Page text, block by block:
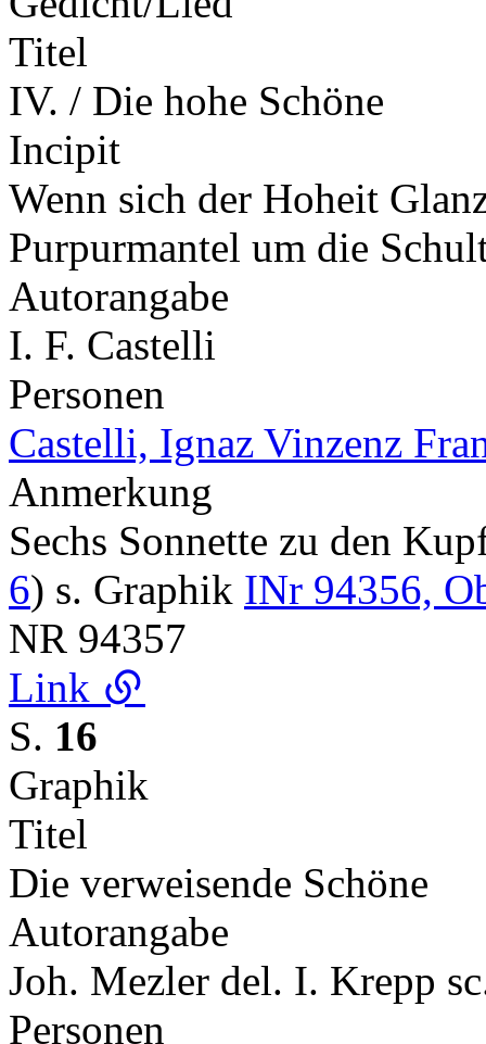
Titel
IV. / Die hohe Schöne
Incipit
Wenn sich der Hoheit
Purpurmantel um die
Autorangabe
I. F. Castelli
Personen
Castelli, Ignaz Vinzenz
Anmerkung
Sechs Sonnette zu den
6) s. Graphik INr 94356,
NR 94357
Link
S. 16
Graphik
Titel
Die verweisende Schöne
Autorangabe
Joh. Mezler del. I. Krepp
Personen